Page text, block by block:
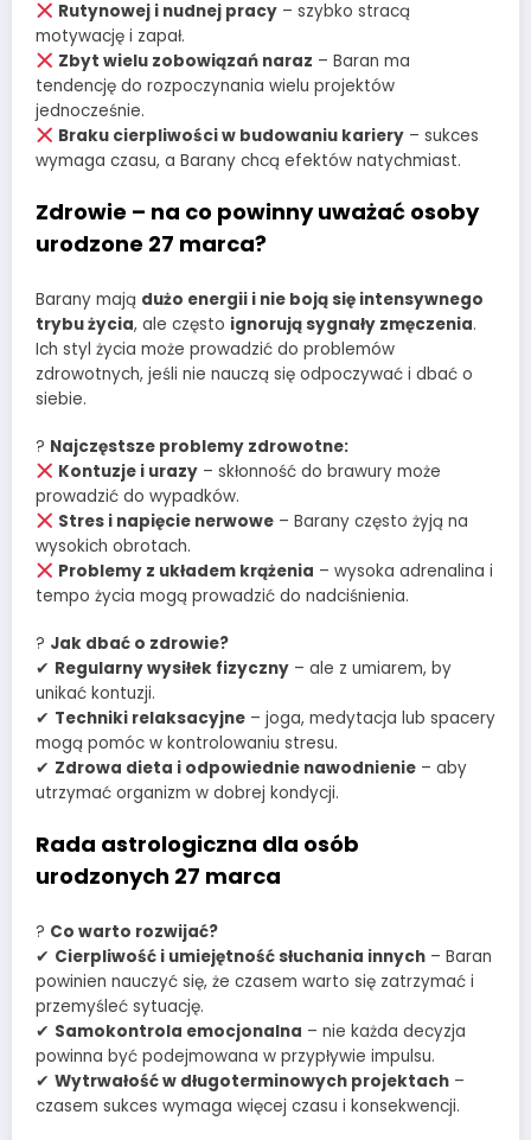
Rutynowej i nudnej pracy – szybko stracą
motywację i zapał.
Zbyt wielu zobowiązań naraz – Baran ma
tendencję do rozpoczynania wielu projektów
jednocześnie.
Braku cierpliwości w budowaniu kariery – sukces
wymaga czasu, a Barany chcą efektów natychmiast.
Zdrowie – na co powinny uważać osoby
urodzone 27 marca?
Barany mają dużo energii i nie boją się intensywnego
trybu życia, ale często ignorują sygnały zmęczenia.
Ich styl życia może prowadzić do problemów
zdrowotnych, jeśli nie nauczą się odpoczywać i dbać o
siebie.
? Najczęstsze problemy zdrowotne:
Kontuzje i urazy – skłonność do brawury może
prowadzić do wypadków.
Stres i napięcie nerwowe – Barany często żyją na
wysokich obrotach.
Problemy z układem krążenia – wysoka adrenalina i
tempo życia mogą prowadzić do nadciśnienia.
? Jak dbać o zdrowie?
✔ Regularny wysiłek fizyczny – ale z umiarem, by
unikać kontuzji.
✔ Techniki relaksacyjne – joga, medytacja lub spacery
mogą pomóc w kontrolowaniu stresu.
✔ Zdrowa dieta i odpowiednie nawodnienie – aby
utrzymać organizm w dobrej kondycji.
Rada astrologiczna dla osób
urodzonych 27 marca
? Co warto rozwijać?
✔ Cierpliwość i umiejętność słuchania innych – Baran
powinien nauczyć się, że czasem warto się zatrzymać i
przemyśleć sytuację.
✔ Samokontrola emocjonalna – nie każda decyzja
powinna być podejmowana w przypływie impulsu.
✔ Wytrwałość w długoterminowych projektach –
czasem sukces wymaga więcej czasu i konsekwencji.